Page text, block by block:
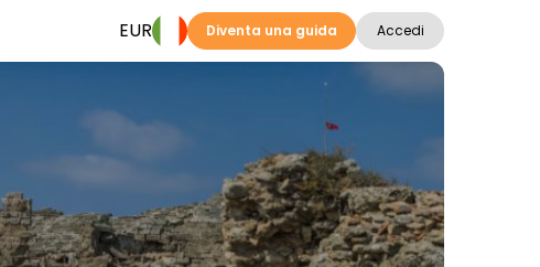
EUR Diventa una guida Accedi